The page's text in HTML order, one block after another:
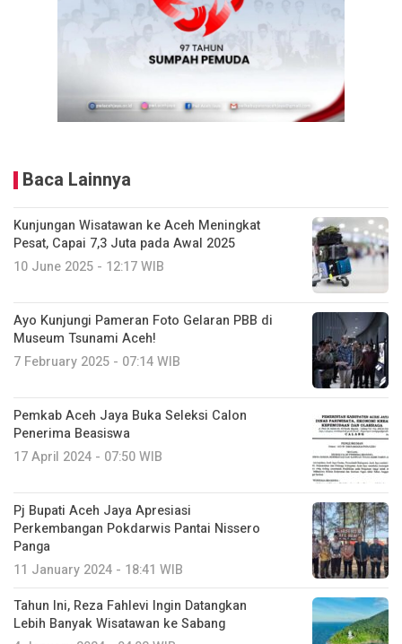
Baca Lainnya
Kunjungan Wisatawan ke Aceh Meningkat
Pesat, Capai 7,3 Juta pada Awal 2025
10 June 2025 - 12:17 WIB
Ayo Kunjungi Pameran Foto Gelaran PBB di
Museum Tsunami Aceh!
7 February 2025 - 07:14 WIB
Pemkab Aceh Jaya Buka Seleksi Calon
Penerima Beasiswa
17 April 2024 - 07:50 WIB
Pj Bupati Aceh Jaya Apresiasi
Perkembangan Pokdarwis Pantai Nissero
Panga
11 January 2024 - 18:41 WIB
Tahun Ini, Reza Fahlevi Ingin Datangkan
Lebih Banyak Wisatawan ke Sabang